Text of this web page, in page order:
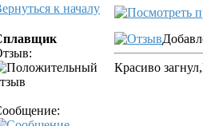
к началу
Красиво